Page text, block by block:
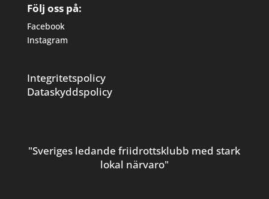
Följ oss på:
Facebook
Instagram
Integritetspolicy
Dataskyddspolicy
"Sveriges ledande friidrottsklubb med stark
lokal närvaro"